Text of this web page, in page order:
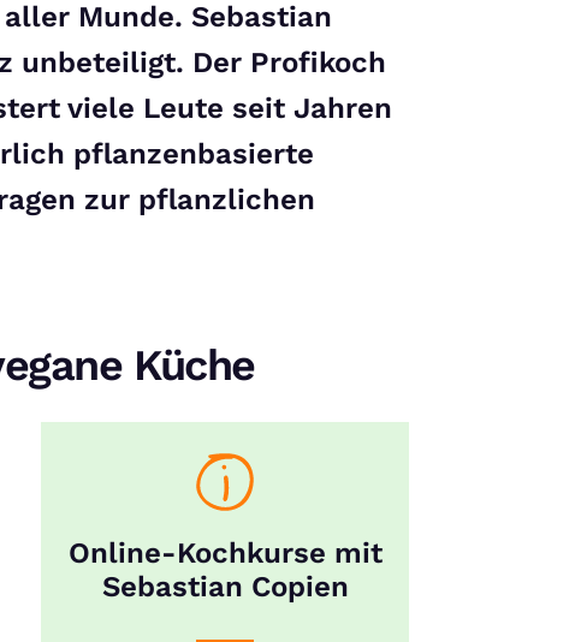
Munde. Sebastian
unbeteiligt. Der Profikoch
viele Leute seit Jahren
pflanzenbasierte
zur pflanzlichen
Küche
Online-Kochkurse mit
Sebastian Copien